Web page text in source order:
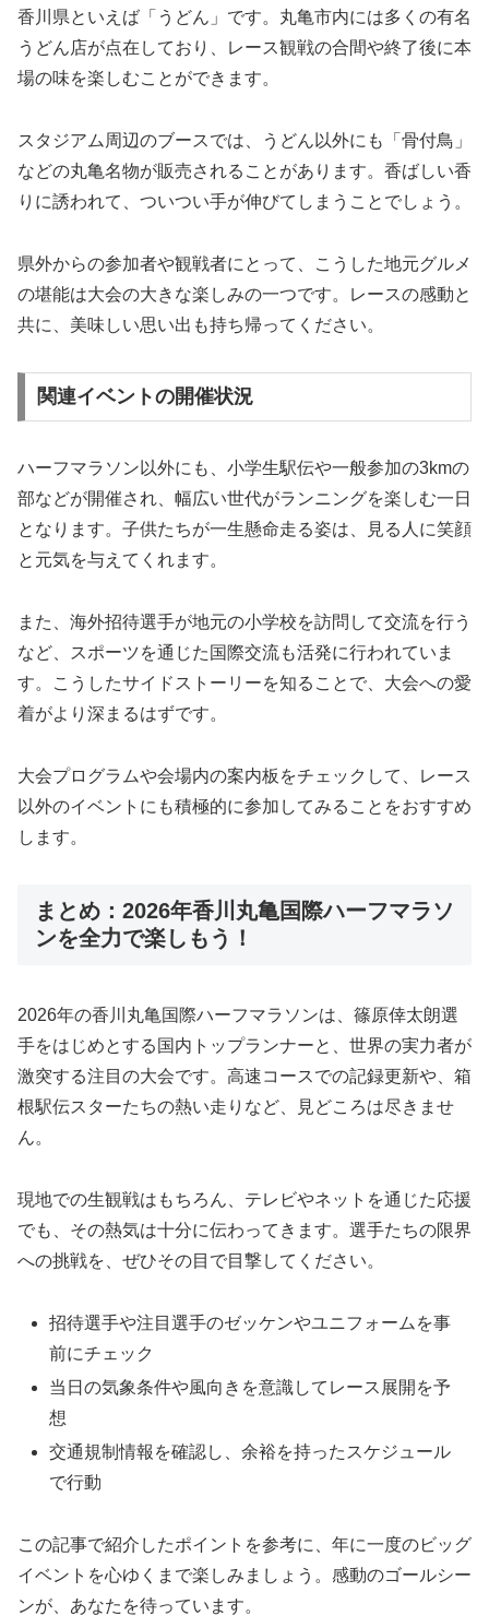
香川県といえば「うどん」です。丸亀市内には多くの有名
うどん店が点在しており、レース観戦の合間や終了後に本
場の味を楽しむことができます。
スタジアム周辺のブースでは、うどん以外にも「骨付鳥」
などの丸亀名物が販売されることがあります。香ばしい香
りに誘われて、ついつい手が伸びてしまうことでしょう。
県外からの参加者や観戦者にとって、こうした地元グルメ
の堪能は大会の大きな楽しみの一つです。レースの感動と
共に、美味しい思い出も持ち帰ってください。
関連イベントの開催状況
ハーフマラソン以外にも、小学生駅伝や一般参加の3kmの
部などが開催され、幅広い世代がランニングを楽しむ一日
となります。子供たちが一生懸命走る姿は、見る人に笑顔
と元気を与えてくれます。
また、海外招待選手が地元の小学校を訪問して交流を行う
など、スポーツを通じた国際交流も活発に行われていま
す。こうしたサイドストーリーを知ることで、大会への愛
着がより深まるはずです。
大会プログラムや会場内の案内板をチェックして、レース
以外のイベントにも積極的に参加してみることをおすすめ
します。
まとめ：2026年香川丸亀国際ハーフマラソ
ンを全力で楽しもう！
2026年の香川丸亀国際ハーフマラソンは、篠原倖太朗選
手をはじめとする国内トップランナーと、世界の実力者が
激突する注目の大会です。高速コースでの記録更新や、箱
根駅伝スターたちの熱い走りなど、見どころは尽きませ
ん。
現地での生観戦はもちろん、テレビやネットを通じた応援
でも、その熱気は十分に伝わってきます。選手たちの限界
への挑戦を、ぜひその目で目撃してください。
招待選手や注目選手のゼッケンやユニフォームを事
前にチェック
当日の気象条件や風向きを意識してレース展開を予
想
交通規制情報を確認し、余裕を持ったスケジュール
で行動
この記事で紹介したポイントを参考に、年に一度のビッグ
イベントを心ゆくまで楽しみましょう。感動のゴールシー
ンが、あなたを待っています。